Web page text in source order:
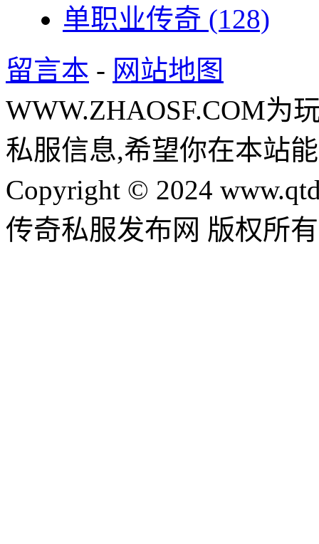
单职业传奇 (128)
留言本 - 网站地图
WWW.ZHAOSF.COM为
私服信息,希望你在本站
Copyright © 2024
传奇私服发布网 版权所有